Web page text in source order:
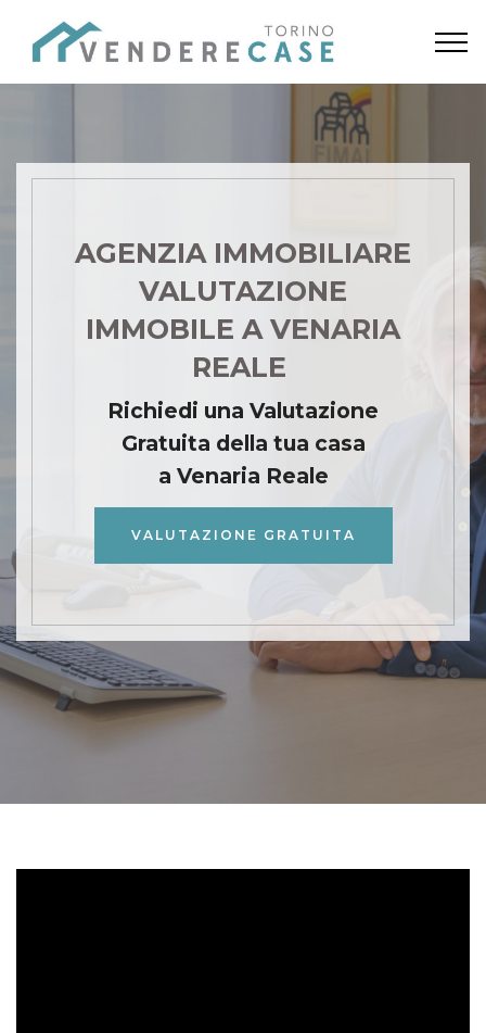
AGENZIA IMMOBILIARE
VALUTAZIONE
IMMOBILE A VENARIA
REALE
Richiedi una Valutazione
Gratuita della tua casa
a Venaria Reale
VALUTAZIONE GRATUITA